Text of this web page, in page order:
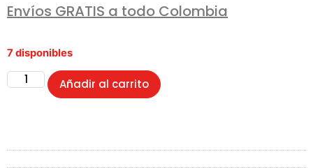
Envíos GRATIS a todo Colombia
7 disponibles
Añadir al carrito